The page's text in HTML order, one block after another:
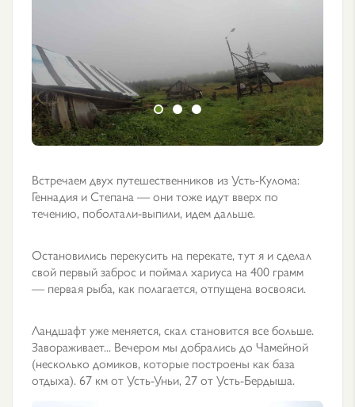
Встречаем двух путешественников из Усть-Кулома:
Геннадия и Степана — они тоже идут вверх по
течению, поболтали-выпили, идем дальше.
Остановились перекусить на перекате, тут я и сделал
свой первый заброс и поймал хариуса на 400 грамм
— первая рыба, как полагается, отпущена восвояси.
Ландшафт уже меняется, скал становится все больше.
Завораживает... Вечером мы добрались до Чамейной
(несколько домиков, которые построены как база
отдыха). 67 км от Усть-Уньи, 27 от Усть-Бердыша.